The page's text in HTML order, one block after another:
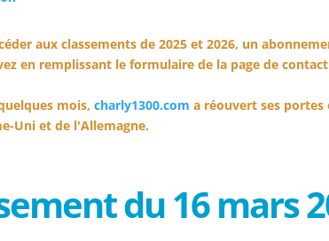
aux classements de 2025 et 2026, un
en remplissant le formulaire de la page de
mois, charly1300.com a réouvert ses
Uni et de l'Allemagne.
du 16 mars